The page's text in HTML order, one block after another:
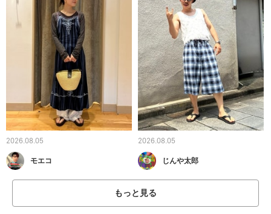
2026.08.05
モエコ
2026.08.05
じんや太郎
もっと見る